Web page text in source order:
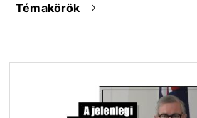
Témakörök